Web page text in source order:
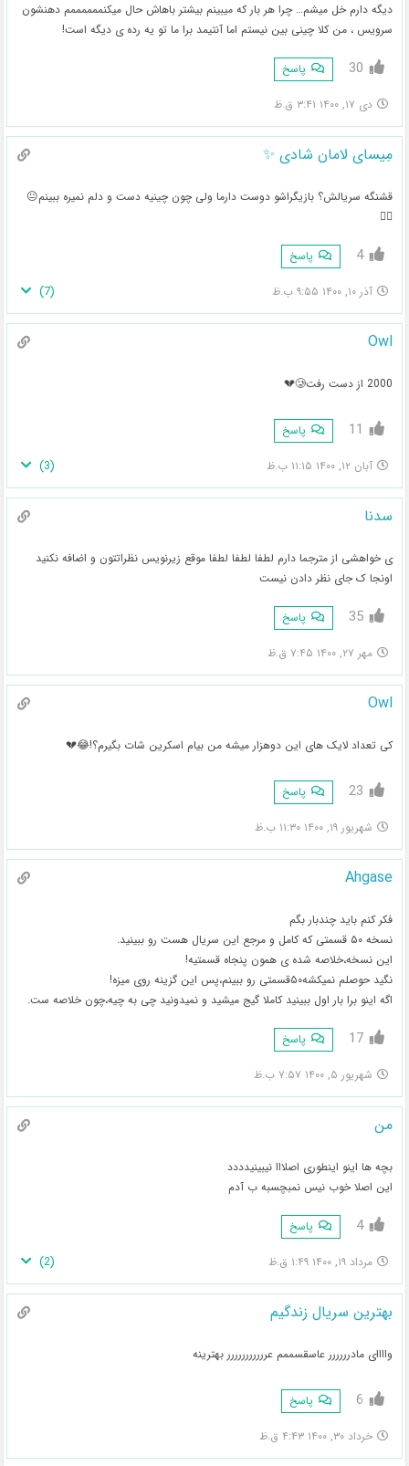
دیگه دارم خل میشم… چرا هر بار که میبینم بیشتر باهاش حال میکنممممممم دهنشون
سرویس ، من کلا چینی بین نیستم اما آنتیمد برا ما تو یه رده ی دیگه است!
30 پاسخ
دی ۱۷, ۱۴۰۰ ۳:۴۱ ق.ظ
مِیسای لامان شادی ✨
قشنگه سریالش؟ بازیگراشو دوست دارما ولی چون چینیه دست و دلم نمیره ببینم😐
🤦‍♂️
4 پاسخ
آذر ۱۰, ۱۴۰۰ ۹:۵۵ ب.ظ (
7
)
Owl
2000 از دست رفت🥲💔
11 پاسخ
آبان ۱۲, ۱۴۰۰ ۱۱:۱۵ ب.ظ (
3
)
سدنا
ی خواهشی از مترجما دارم لطفا لطفا لطفا موقع زیرنویس نظراتتون و اضافه نکنید
اونجا ک جای نظر دادن نیست
35 پاسخ
مهر ۲۷, ۱۴۰۰ ۷:۴۵ ق.ظ
Owl
کی تعداد لایک های این دوهزار میشه من بیام اسکرین شات بگیرم؟!😂💔
23 پاسخ
شهریور ۱۹, ۱۴۰۰ ۱۱:۳۰ ب.ظ
Ahgase
فکر کنم باید چندبار بگم
نسخه ۵۰ قسمتی که کامل و مرجع این سریال هست رو ببینید.
این نسخه،خلاصه شده ی همون پنجاه قسمتیه!
نگید حوصلم نمیکشه۵۰قسمتی رو ببینم،پس این گزینه روی میزه!
اگه اینو برا بار اول ببینید کاملا گیج میشید و نمیدونید چی به چیه،چون خلاصه ست.
17 پاسخ
شهریور ۵, ۱۴۰۰ ۷:۵۷ ب.ظ
من
بچه ها اینو اینطوری اصلااا نیبینیدددد
این اصلا خوب نیس نمبچسبه ب آدم
4 پاسخ
مرداد ۱۹, ۱۴۰۰ ۱:۴۹ ق.ظ (
2
)
بهترین سریال زندگیم
واااای مادرررررر عاسقسممم عررررررررررر بهترینه
6 پاسخ
خرداد ۳۰, ۱۴۰۰ ۴:۴۳ ق.ظ